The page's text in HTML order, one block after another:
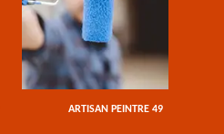
ARTISAN PEINTRE 49